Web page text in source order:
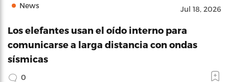
News Jul 18, 2026
Los elefantes usan el oído interno para
comunicarse a larga distancia con ondas
sísmicas
0